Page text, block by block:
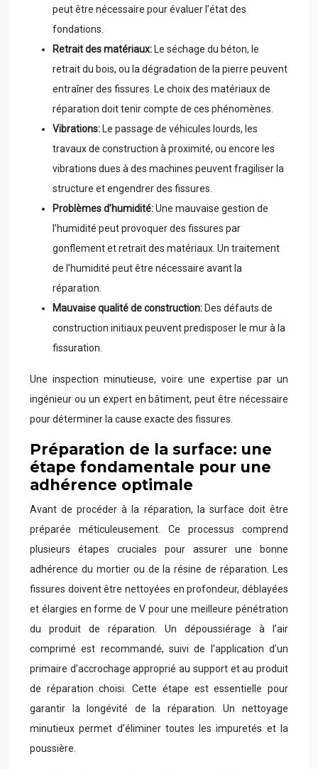
peut être nécessaire pour évaluer l’état des
fondations.
Retrait des matériaux: Le séchage du béton, le
retrait du bois, ou la dégradation de la pierre peuvent
entraîner des fissures. Le choix des matériaux de
réparation doit tenir compte de ces phénomènes.
Vibrations: Le passage de véhicules lourds, les
travaux de construction à proximité, ou encore les
vibrations dues à des machines peuvent fragiliser la
structure et engendrer des fissures.
Problèmes d’humidité:Une mauvaise gestion de
l’humidité peut provoquer des fissures par
gonflement et retrait des matériaux. Un traitement
de l’humidité peut être nécessaire avant la
réparation.
Mauvaise qualité de construction: Des défauts de
construction initiaux peuvent predisposer le mur à la
fissuration.
Une inspection minutieuse, voire une expertise par un
ingénieur ou un expert en bâtiment, peut être nécessaire
pour déterminer la cause exacte des fissures.
Préparation de la surface: une
étape fondamentale pour une
adhérence optimale
Avant de procéder à la réparation, la surface doit être
préparée méticuleusement. Ce processus comprend
plusieurs étapes cruciales pour assurer une bonne
adhérence du mortier ou de la résine de réparation. Les
fissures doivent être nettoyées en profondeur, déblayées
et élargies en forme de V pour une meilleure pénétration
du produit de réparation. Un dépoussiérage à l’air
comprimé est recommandé, suivi de l’application d’un
primaire d’accrochage approprié au support et au produit
de réparation choisi. Cette étape est essentielle pour
garantir la longévité de la réparation. Un nettoyage
minutieux permet d’éliminer toutes les impuretés et la
poussière.